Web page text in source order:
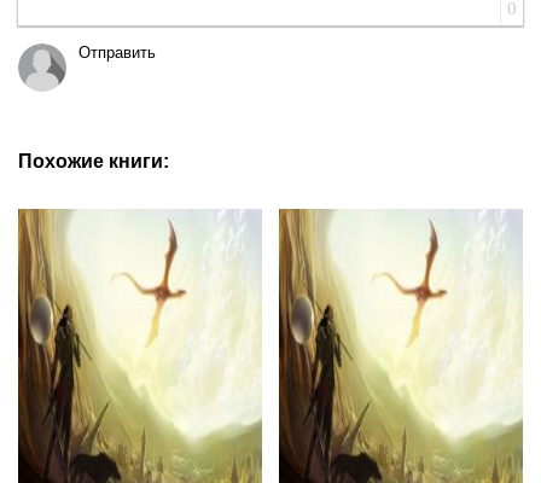
0
Отправить
Похожие книги: